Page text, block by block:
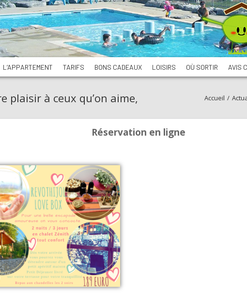
L’APPARTEMENT TARIFS BONS CADEAUX LOISIRS OÙ SORTIR AVIS
plaisir à ceux qu’on aime, Accueil /
Réservation en ligne